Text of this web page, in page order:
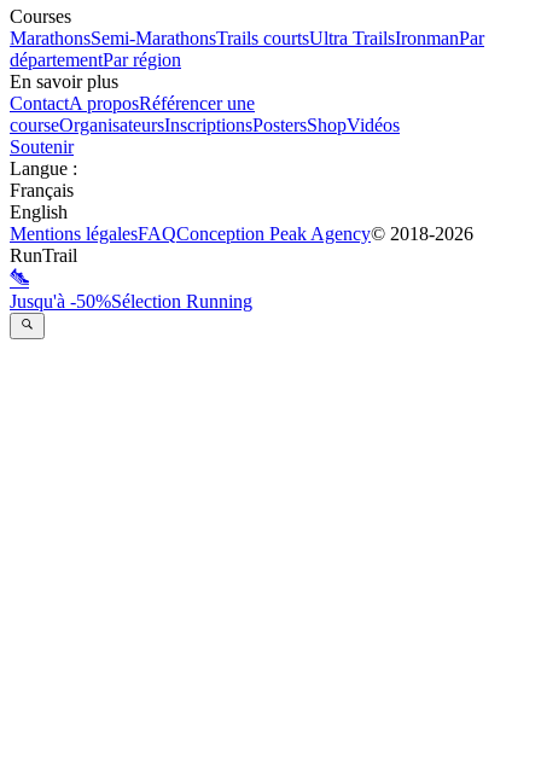
Courses
MarathonsSemi-MarathonsTrails courtsUltra TrailsIronmanPar
départementPar région
En savoir plus
ContactA proposRéférencer une
courseOrganisateursInscriptionsPostersShopVidéos
Soutenir
Langue :
Français
English
Mentions légalesFAQConception Peak Agency© 2018-2026
RunTrail
Jusqu'à -50%Sélection Running